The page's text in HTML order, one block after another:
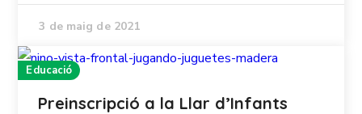
3 de maig de 2021
Educació
Preinscripció a la Llar d’Infants